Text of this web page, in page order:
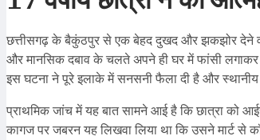
छत्तीसगढ़ के बैकुंठपुर से एक बेहद दुखद और झकझोर देने
और मानसिक दबाव के चलते अपने ही घर में फांसी लगाकर
इस घटना ने पूरे इलाके में सनसनी फैला दी है और स्थानीय
प्राथमिक जांच में यह बात सामने आई है कि छात्रा को
कागज पर जबरन यह लिखवा लिया था कि उसने मार्ट से